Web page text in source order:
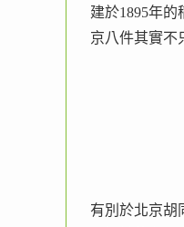
建於1895年
京八件其實不
有別於北京胡